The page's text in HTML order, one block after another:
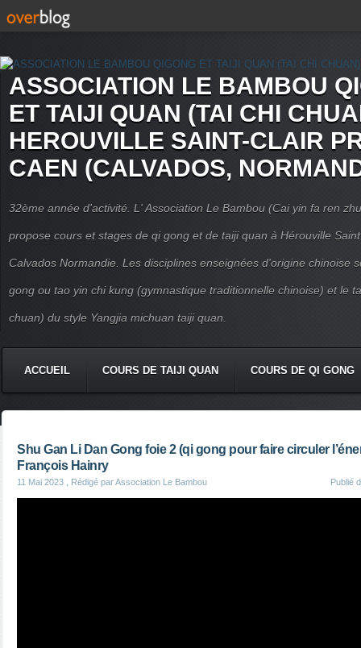
ASSOCIATION LE BAMBOU
ET TAIJI QUAN (TAI CHI
HEROUVILLE SAINT-CLAIR
CAEN (CALVADOS,
32ème année d'activité. L' Association Le Bambou (Cai yin fa ren
propose cours et stages de qi gong et de taiji quan à Hérouville
Calvados Normandie. Les disciplines enseignées d'origine chinoise
gong ou tao yin chi kung (gymnastique traditionnelle chinoise) et le
chuan) du style Yangjia michuan taiji quan.
ACCUEIL COURS DE TAIJI QUAN COURS DE QI GONG
Shu Gan Li Dan Gong foie 2 (qi gong pour faire circuler
François Hainry
11 Mai 2023 , Rédigé par Association Le Bambou Publié